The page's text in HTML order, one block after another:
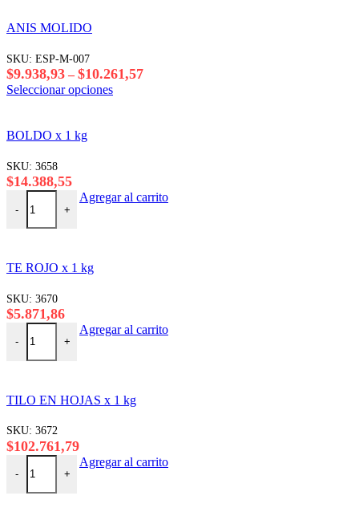
producto
opciones
se
pueden
ANIS MOLIDO
SKU: ESP-M-007
$9.938,93 – $10.261,57Rango
Seleccionar opcionesEste
pueden
BOLDO x 1 kg
SKU: 3658
$14.388,55
-
BOLDO x 1 kg cantidad
+
Agregar al carrito
TE ROJO x 1 kg
SKU: 3670
$5.871,86
-
TE ROJO x 1 kg cantidad
+
Agregar al carrito
TILO EN HOJAS x 1 kg
SKU: 3672
$102.761,79
-
TILO EN HOJAS x 1 kg cantidad
+
Agregar al carrito